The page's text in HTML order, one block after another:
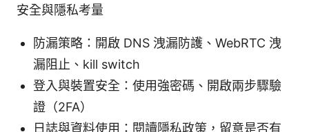
安全與隱私考量
防漏策略：開啟 DNS 洩漏防護、WebRTC 洩
漏阻止、kill switch
登入與裝置安全：使用強密碼、開啟兩步驟驗
證（2FA）
日誌與資料使用：閱讀隱私政策，留意是否有